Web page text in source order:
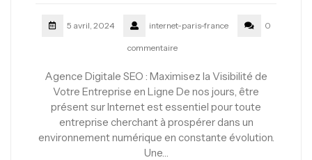
5 avril, 2024 internet-paris-france 0
commentaire
Agence Digitale SEO : Maximisez la Visibilité de
Votre Entreprise en Ligne De nos jours, être
présent sur Internet est essentiel pour toute
entreprise cherchant à prospérer dans un
environnement numérique en constante évolution.
Une…